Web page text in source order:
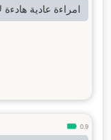
امراءة عادية هادءة لا احب الكذب
0.9